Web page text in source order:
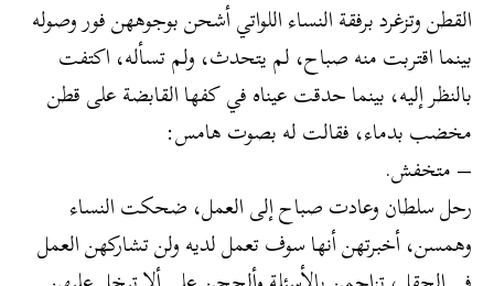
القطن وتزغرد برفقة النساء اللواتي أشحن بوجوههن فور وصوله
بينما اقتربت منه صباح، لم يتحدث، ولم تسأله، اكتفت
بالنظر إليه، بينما حدقت عيناه في كفها القابضة على قطن
مخضب بدماء، فقالت له بصوت هامس:
– متخفش.
رحل سلطان وعادت صباح إلى العمل، ضحكت النساء
وهمسن، أخبرتهن أنها سوف تعمل لديه ولن تشاركهن العمل